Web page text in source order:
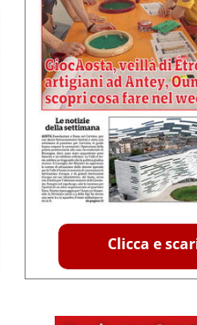
Clicca e